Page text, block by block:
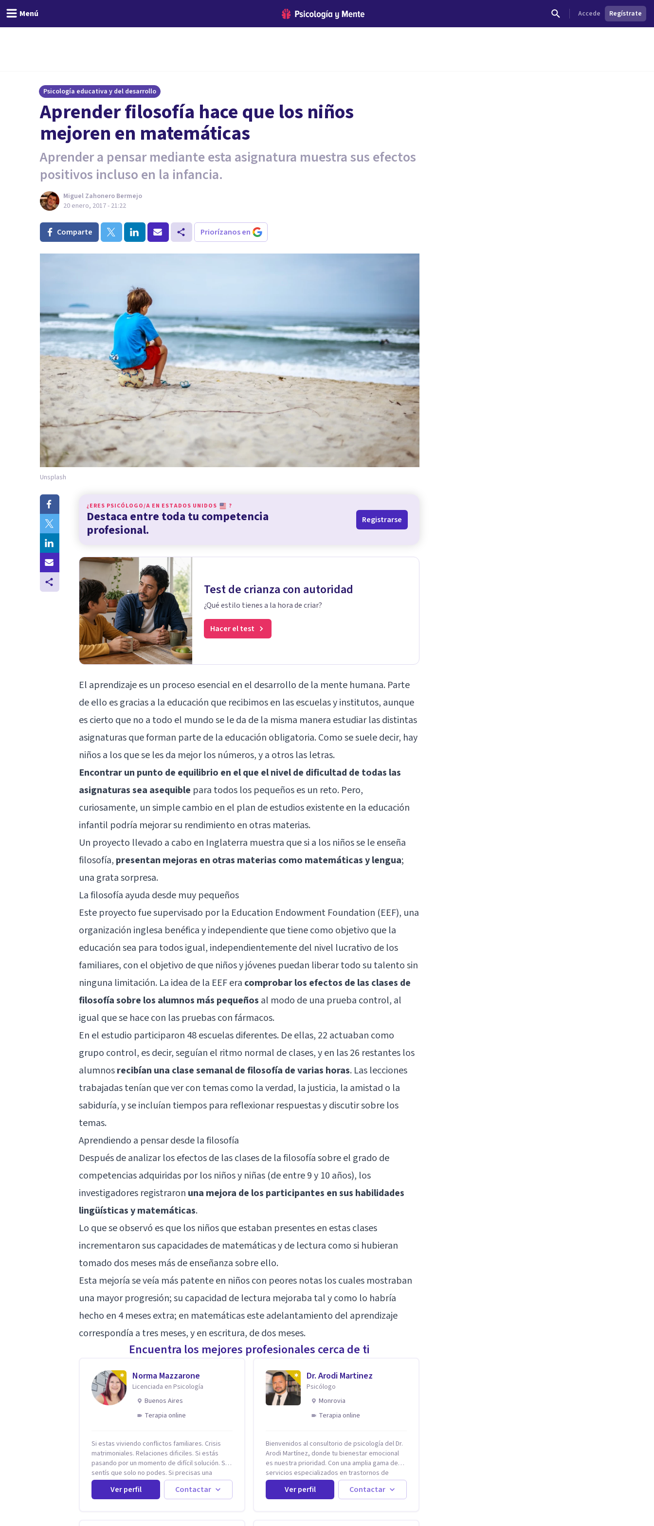
Menú Accede Regístrate
Psicología educativa y del desarrollo
Aprender filosofía hace que los niños
mejoren en matemáticas
Aprender a pensar mediante esta asignatura muestra sus efectos
positivos incluso en la infancia.
Miguel Zahonero Bermejo
20 enero, 2017 - 21:22
Comparte Priorízanos en
Unsplash
¿ERES PSICÓLOGO/A EN ESTADOS UNIDOS ?
Destaca entre toda tu competencia
profesional.
Registrarse
Test de crianza con autoridad
¿Qué estilo tienes a la hora de criar?
Hacer el test
El aprendizaje es un proceso esencial en el desarrollo de la mente humana. Parte
de ello es gracias a la educación que recibimos en las escuelas y institutos, aunque
es cierto que no a todo el mundo se le da de la misma manera estudiar las distintas
asignaturas que forman parte de la educación obligatoria. Como se suele decir, hay
niños a los que se les da mejor los números, y a otros las letras.
Encontrar un punto de equilibrio en el que el nivel de dificultad de todas las
asignaturas sea asequible para todos los pequeños es un reto. Pero,
curiosamente, un simple cambio en el plan de estudios existente en la educación
infantil podría mejorar su rendimiento en otras materias.
Un proyecto llevado a cabo en Inglaterra muestra que si a los niños se le enseña
filosofía, presentan mejoras en otras materias como matemáticas y lengua;
una grata sorpresa.
La filosofía ayuda desde muy pequeños
Este proyectofue supervisado por la Education Endowment Foundation (EEF), una
organización inglesa benéfica y independiente que tiene como objetivo que la
educación sea para todos igual, independientemente del nivel lucrativo de los
familiares, con el objetivo de que niños y jóvenes puedan liberar todo su talento sin
ninguna limitación. La idea de la EEF era comprobar los efectos de las clases de
filosofía sobre los alumnos más pequeños al modo de una prueba control, al
igual que se hace con las pruebas con fármacos.
En el estudio participaron 48 escuelas diferentes. De ellas, 22 actuaban como
grupo control, es decir, seguían el ritmo normal de clases, y en las 26 restantes los
alumnosrecibían una clase semanal de filosofía de varias horas. Las lecciones
trabajadas tenían que ver con temas como la verdad, la justicia, la amistad o la
sabiduría, y se incluían tiempos para reflexionar respuestas y discutir sobre los
temas.
Aprendiendo a pensar desde la filosofía
Después de analizar los efectos de las clases de la filosofía sobre el grado de
competencias adquiridas por los niños y niñas (de entre 9 y 10 años), los
investigadores registraron una mejora de los participantes en sus habilidades
lingüísticas y matemáticas.
Lo que se observó es que los niños que estaban presentes en estas clases
incrementaron sus capacidades de matemáticas y de lectura como si hubieran
tomado dos meses más de enseñanza sobre ello.
Esta mejoría se veía más patente en niños con peores notas los cuales mostraban
una mayor progresión; su capacidad de lectura mejoraba tal y como lo habría
hecho en 4 meses extra; en matemáticas este adelantamiento del aprendizaje
correspondía a tres meses, y en escritura, de dos meses.
Encuentra los mejores profesionales cerca de ti
Norma Mazzarone
Licenciada en Psicología
Buenos Aires
Terapia online
Si estas viviendo conflictos familiares. Crisis
matrimoniales. Relaciones dificiles. Si estás
pasando por un momento de difícil solución. Si
sentís que solo no podes. Si precisas una
escucha. Si consideras que estás bloqueado. Si
precisás comprensión. Si no logras definir
proyectos, objetivos, sueños, deseos. Si
Ver perfil Contactar
Dr. Arodi Martinez
Psicólogo
Monrovia
Terapia online
Bienvenidos al consultorio de psicología del Dr.
Arodi Martínez, donde tu bienestar emocional
es nuestra prioridad. Con una amplia gama de
servicios especializados en trastornos de
ansiedad, depresión y otros trastornos
emocionales, estamos dedicados a ofrecerte el
mejor tratamiento para mejorar tu salud mental.
Ver perfil Contactar